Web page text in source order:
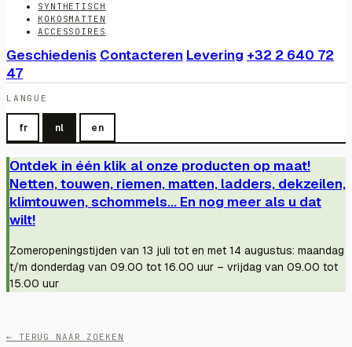
SYNTHETISCH
KOKOSMATTEN
ACCESSOIRES
Geschiedenis Contacteren Levering +32 2 640 72
47
LANGUE
fr nl en
Ontdek in één klik al onze producten op maat!
Netten, touwen, riemen, matten, ladders, dekzeilen,
klimtouwen, schommels... En nog meer als u dat
wilt!
Zomeropeningstijden van 13 juli tot en met 14 augustus: maandag
t/m donderdag van 09.00 tot 16.00 uur – vrijdag van 09.00 tot
15.00 uur
← TERUG NAAR ZOEKEN